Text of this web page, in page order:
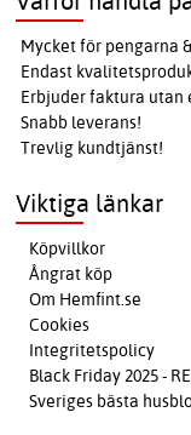
Mycket för pengarna
Endast
Erbjuder faktura utan
Snabb leverans!
Trevlig kundtjänst!
Viktiga länkar
Köpvillkor
Ångrat köp
Om Hemfint.se
Cookies
Integritetspolicy
Black Friday 2025 -
Sveriges bästa